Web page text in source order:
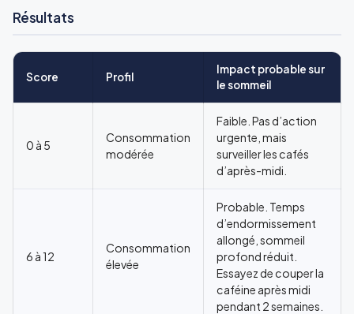
Résultats
Score Profil
Impact probable sur
le sommeil
0 à 5
Consommation
modérée
Faible. Pas d’action
urgente, mais
surveiller les cafés
d’après-midi.
6 à 12
Consommation
élevée
Probable. Temps
d’endormissement
allongé, sommeil
profond réduit.
Essayez de couper la
caféine après midi
pendant 2 semaines.